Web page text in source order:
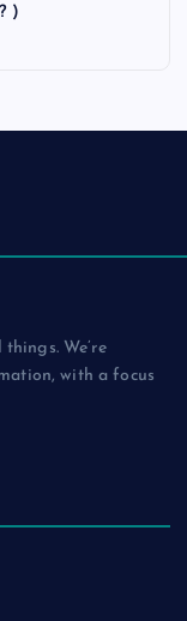
)
We’re
with a focus